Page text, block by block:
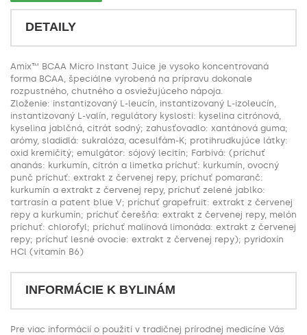
DETAILY
Amix™ BCAA Micro Instant Juice je vysoko koncentrovaná
forma BCAA, špeciálne vyrobená na prípravu dokonale
rozpustného, chutného a osviežujúceho nápoja.
Zloženie: instantizovaný L-leucín, instantizovaný L-izoleucín,
instantizovaný L-valín, regulátory kyslosti: kyselina citrónová,
kyselina jablčná, citrát sodný; zahusťovadlo: xantánová guma;
arómy, sladidlá: sukralóza, acesulfám-K; protihrudkujúce látky:
oxid kremičitý; emulgátor: sójový lecitín; Farbivá: (príchuť
ananás: kurkumín, citrón a limetka príchuť: kurkumín, ovocný
punč príchuť: extrakt z červenej repy, príchuť pomaranč:
kurkumín a extrakt z červenej repy, príchuť zelené jablko:
tartrasín a patent blue V; príchuť grapefruit: extrakt z červenej
repy a kurkumín; príchuť čerešňa: extrakt z červenej repy, melón
príchuť: chlorofyl; príchuť malinová limonáda: extrakt z červenej
repy; príchuť lesné ovocie: extrakt z červenej repy); pyridoxín
HCl (vitamín B6)
INFORMÁCIE K BYLINÁM
Pre viac informácií o použití v tradičnej prírodnej medicíne Vás